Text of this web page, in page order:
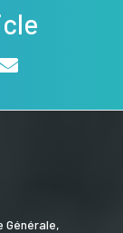
Générale,